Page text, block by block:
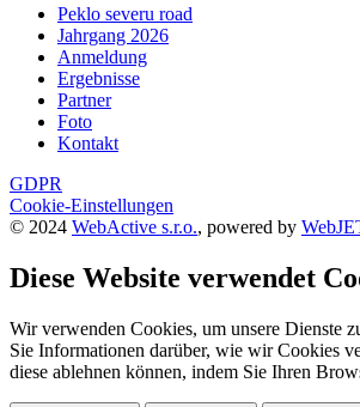
Peklo severu road
Jahrgang 2026
Anmeldung
Ergebnisse
Partner
Foto
Kontakt
GDPR
Cookie-Einstellungen
© 2024 WebActive s.r.o., powered by
Diese Website verwendet
Wir verwenden Cookies, um unsere Dienste
Sie Informationen darüber, wie wir Cookies
diese ablehnen können, indem Sie Ihren